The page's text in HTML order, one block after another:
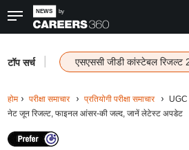
टॉप सर्च एसएससी जीडी कांस्टेबल रिजल्ट
होम परीक्षा समाचार प्रतियोगी परीक्षा समाचार
नेट जून रिजल्ट, फाइनल आंसर-की जल्द, जानें लेटेस्ट अपडेट